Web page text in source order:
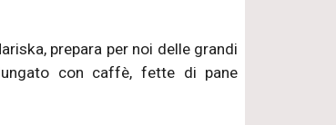
prepara per noi delle grandi
con caffè, fette di pane